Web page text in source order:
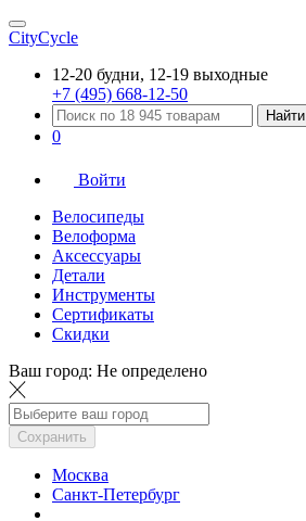
CityCycle
12-20 будни, 12-19 выходные
+7 (495) 668-12-50
Найти
0
Войти
Велосипеды
Велоформа
Аксессуары
Детали
Инструменты
Сертификаты
Скидки
Ваш город: Не определено
Сохранить
Москва
Санкт-Петербург